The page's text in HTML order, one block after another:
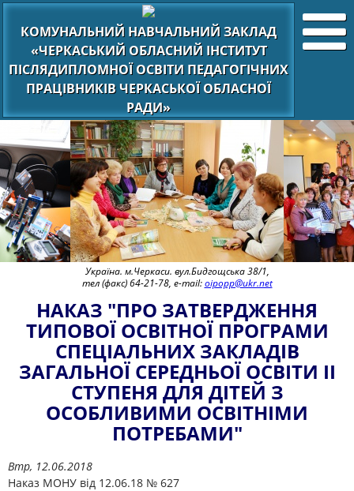
КОМУНАЛЬНИЙ НАВЧАЛЬНИЙ ЗАКЛАД
«ЧЕРКАСЬКИЙ ОБЛАСНИЙ ІНСТИТУТ
ПІСЛЯДИПЛОМНОЇ ОСВІТИ ПЕДАГОГІЧНИХ
ПРАЦІВНИКІВ ЧЕРКАСЬКОЇ ОБЛАСНОЇ
РАДИ»
Україна. м.Черкаси. вул.Бидгощська 38/1,
тел (факс) 64-21-78, e-mail:oipopp@ukr.net
НАКАЗ "ПРО ЗАТВЕРДЖЕННЯ
ТИПОВОЇ ОСВІТНОЇ ПРОГРАМИ
СПЕЦІАЛЬНИХ ЗАКЛАДІВ
ЗАГАЛЬНОЇ СЕРЕДНЬОЇ ОСВІТИ ІІ
СТУПЕНЯ ДЛЯ ДІТЕЙ З
ОСОБЛИВИМИ ОСВІТНІМИ
ПОТРЕБАМИ"
Втр, 12.06.2018
Наказ МОНУ від 12.06.18 № 627